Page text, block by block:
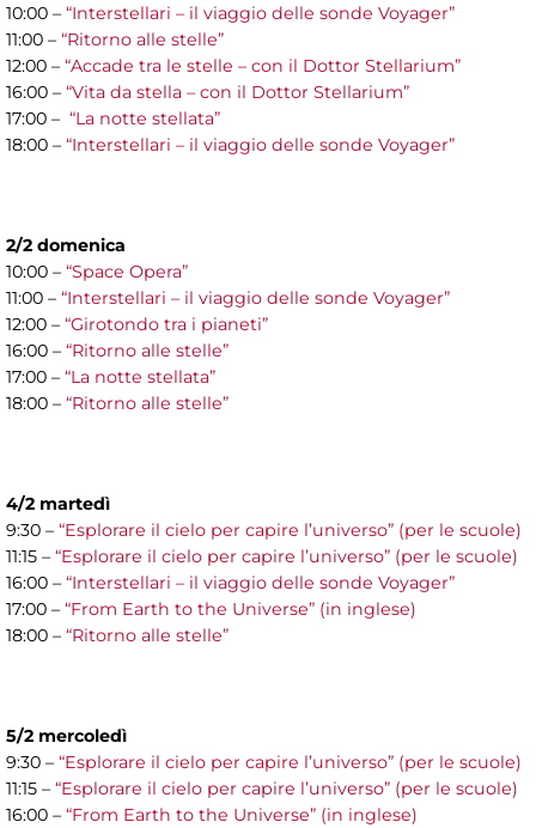
10:00 – “Interstellari – il viaggio delle sonde Voyager”
11:00 – “Ritorno alle stelle”
12:00 – “Accade tra le stelle – con il Dottor Stellarium”
16:00 – “Vita da stella – con il Dottor Stellarium”
17:00 – “La notte stellata”
18:00 – “Interstellari – il viaggio delle sonde Voyager”
2/2 domenica
10:00 – “Space Opera”
11:00 – “Interstellari – il viaggio delle sonde Voyager”
12:00 – “Girotondo tra i pianeti”
16:00 – “Ritorno alle stelle”
17:00 – “La notte stellata”
18:00 – “Ritorno alle stelle”
4/2 martedì
9:30 – “Esplorare il cielo per capire l’universo” (per le scuole)
11:15 – “Esplorare il cielo per capire l’universo” (per le scuole)
16:00 – “Interstellari – il viaggio delle sonde Voyager”
17:00 – “From Earth to the Universe” (in inglese)
18:00 – “Ritorno alle stelle”
5/2 mercoledì
9:30 – “Esplorare il cielo per capire l’universo” (per le scuole)
11:15 – “Esplorare il cielo per capire l’universo” (per le scuole)
16:00 – “From Earth to the Universe” (in inglese)